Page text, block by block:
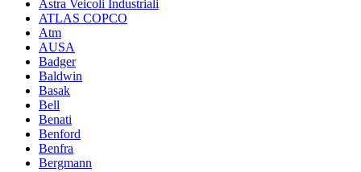
Astra Veicoli Industriali
ATLAS COPCO
Atm
AUSA
Badger
Baldwin
Basak
Bell
Benati
Benford
Benfra
Bergmann